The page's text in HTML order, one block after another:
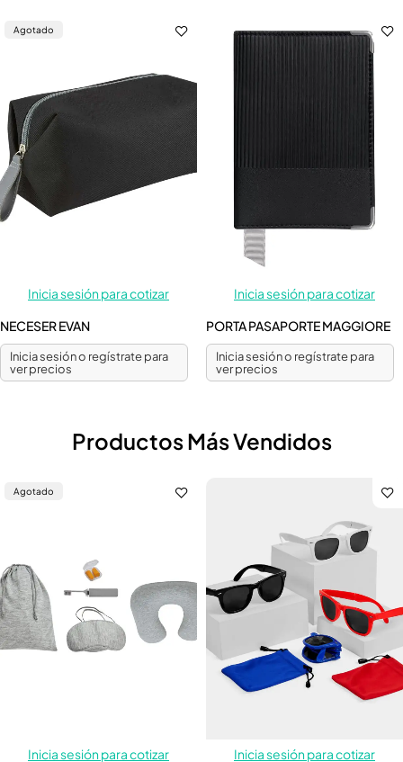
Agotado
Inicia sesión para cotizar
NECESER EVAN
Inicia sesión o regístrate para
ver precios
Inicia sesión para cotizar
PORTA PASAPORTE MAGGIORE
Inicia sesión o regístrate para
ver precios
Productos Más Vendidos
Agotado
Inicia sesión para cotizar
Inicia sesión para cotizar